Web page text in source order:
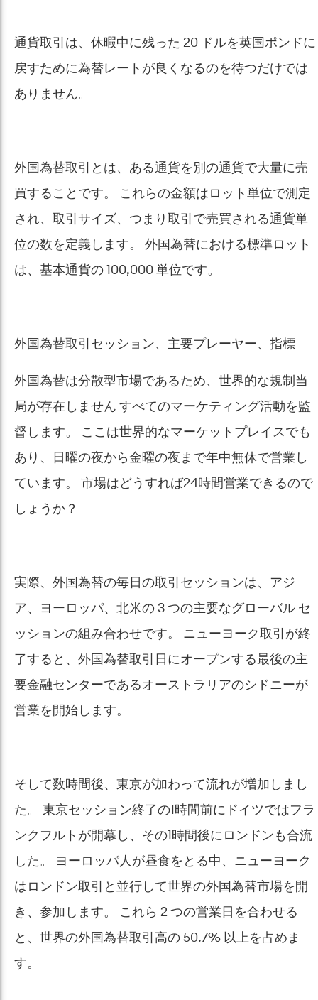
通貨取引は、休暇中に残った 20 ドルを英国ポンドに
戻すために為替レートが良くなるのを待つだけでは
ありません。
外国為替取引とは、ある通貨を別の通貨で大量に売
買することです。 これらの金額はロット単位で測定
され、取引サイズ、つまり取引で売買される通貨単
位の数を定義します。 外国為替における標準ロット
は、基本通貨の 100,000 単位です。
外国為替取引セッション、主要プレーヤー、指標
外国為替は分散型市場であるため、世界的な規制当
局が存在しません すべてのマーケティング活動を監
督します。 ここは世界的なマーケットプレイスでも
あり、日曜の夜から金曜の夜まで年中無休で営業し
ています。 市場はどうすれば24時間営業できるので
しょうか？
実際、外国為替の毎日の取引セッションは、アジ
ア、ヨーロッパ、北米の 3 つの主要なグローバル セ
ッションの組み合わせです。 ニューヨーク取引が終
了すると、外国為替取引日にオープンする最後の主
要金融センターであるオーストラリアのシドニーが
営業を開始します。
そして数時間後、東京が加わって流れが増加しまし
た。 東京セッション終了の1時間前にドイツではフラ
ンクフルトが開幕し、その1時間後にロンドンも合流
した。 ヨーロッパ人が昼食をとる中、ニューヨーク
はロンドン取引と並行して世界の外国為替市場を開
き、参加します。 これら 2 つの営業日を合わせる
と、世界の外国為替取引高の 50.7% 以上を占めま
す。